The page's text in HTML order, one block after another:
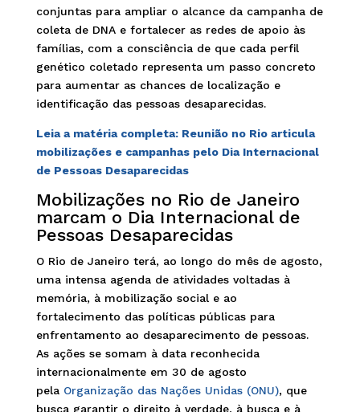
conjuntas para ampliar o alcance da campanha de
coleta de DNA e fortalecer as redes de apoio às
famílias, com a consciência de que cada perfil
genético coletado representa um passo concreto
para aumentar as chances de localização e
identificação das pessoas desaparecidas.
Leia a matéria completa: Reunião no Rio articula
mobilizações e campanhas pelo Dia Internacional
de Pessoas Desaparecidas
Mobilizações no Rio de Janeiro
marcam o Dia Internacional de
Pessoas Desaparecidas
O Rio de Janeiro terá, ao longo do mês de agosto,
uma intensa agenda de atividades voltadas à
memória, à mobilização social e ao
fortalecimento das políticas públicas para
enfrentamento ao desaparecimento de pessoas.
As ações se somam à data reconhecida
internacionalmente em 30 de agosto
pela Organização das Nações Unidas (ONU), que
busca garantir o direito à verdade, à busca e à